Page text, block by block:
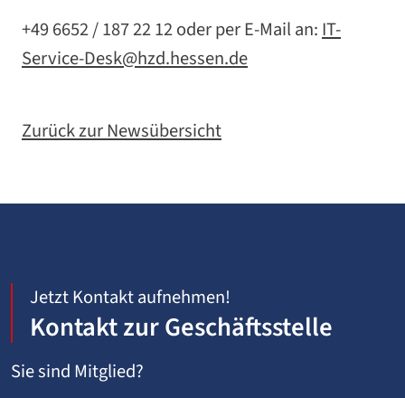
+49 6652 / 187 22 12 oder per E-Mail an: IT-
Service-Desk@hzd.hessen.de
Zurück zur Newsübersicht
Jetzt Kontakt aufnehmen!
Kontakt zur Geschäftsstelle
Sie sind Mitglied?